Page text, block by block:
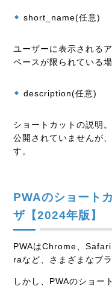
short_name(任意)
ユーザーに表示される
ペースが限られている
description(任意)
ショートカットの説明
公開されていませんが
す。
PWAのショート
ザ【2024年版】
PWAはChrome、
raなど、さまざまなブ
しかし、PWAのショー